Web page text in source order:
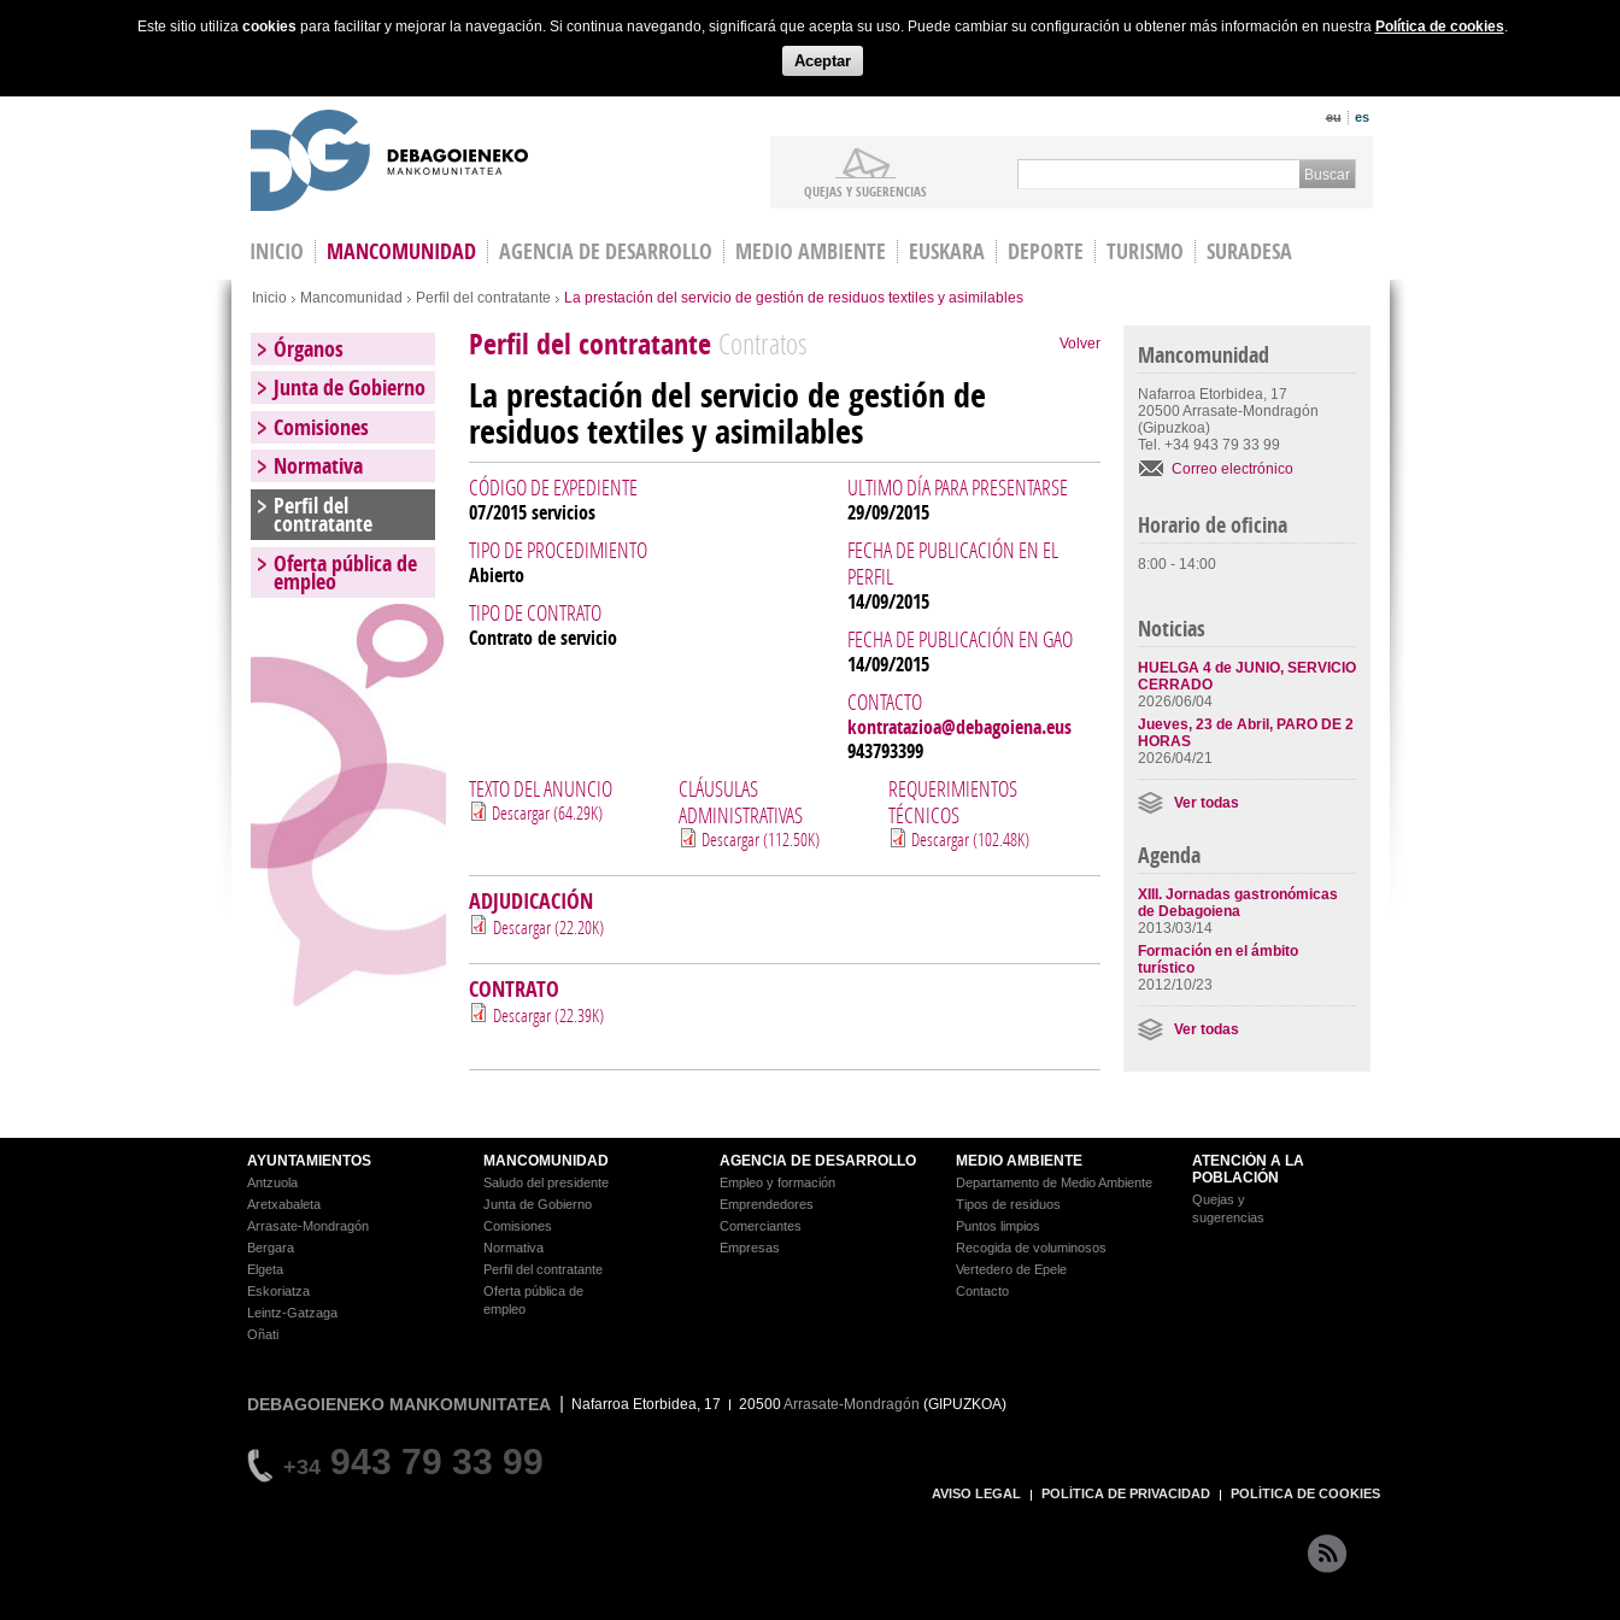
Este sitio utiliza cookies para facilitar y mejorar la navegación. Si continua navegando, significará que acepta su uso. Puede cambiar su configuración u obtener más información en nuestra Política de cookies.
Aceptar
eu es
QUEJAS Y SUGERENCIAS
Search form
INICIO MANCOMUNIDAD AGENCIA DE DESARROLLO MEDIO AMBIENTE EUSKARA DEPORTE TURISMO
SURADESA
Estás en
Inicio Mancomunidad Perfil del contratante La prestación del servicio de gestión de residuos textiles y asimilables
Perfil del contratante Contratos Volver
La prestación del servicio de gestión de
residuos textiles y asimilables
CÓDIGO DE EXPEDIENTE
07/2015 servicios
TIPO DE PROCEDIMIENTO
Abierto
TIPO DE CONTRATO
Contrato de servicio
ULTIMO DÍA PARA PRESENTARSE
29/09/2015
FECHA DE PUBLICACIÓN EN EL
PERFIL
14/09/2015
FECHA DE PUBLICACIÓN EN GAO
14/09/2015
CONTACTO
kontratazioa@debagoiena.eus
943793399
TEXTO DEL ANUNCIO
Descargar (64.29K)
CLÁUSULAS
ADMINISTRATIVAS
Descargar (112.50K)
REQUERIMIENTOS
TÉCNICOS
Descargar (102.48K)
ADJUDICACIÓN
Descargar (22.20K)
CONTRATO
Descargar (22.39K)
Mancomunidad
Nafarroa Etorbidea, 17
20500 Arrasate-Mondragón
(Gipuzkoa)
Tel. +34 943 79 33 99
Correo electrónico
Horario de oficina
8:00 - 14:00
Noticias
HUELGA 4 de JUNIO, SERVICIO
CERRADO
2026/06/04
Jueves, 23 de Abril, PARO DE 2
HORAS
2026/04/21
Ver todas
Agenda
XIII. Jornadas gastronómicas
de Debagoiena
2013/03/14
Formación en el ámbito
turístico
2012/10/23
Ver todas
Órganos
Junta de Gobierno
Comisiones
Normativa
Perfil del
contratante
Oferta pública de
empleo
AYUNTAMIENTOS
Antzuola
Aretxabaleta
Arrasate-Mondragón
Bergara
Elgeta
Eskoriatza
Leintz-Gatzaga
Oñati
MANCOMUNIDAD
Saludo del presidente
Junta de Gobierno
Comisiones
Normativa
Perfil del contratante
Oferta pública de
empleo
AGENCIA DE DESARROLLO
Empleo y formación
Emprendedores
Comerciantes
Empresas
MEDIO AMBIENTE
Departamento de Medio Ambiente
Tipos de residuos
Puntos limpios
Recogida de voluminosos
Vertedero de Epele
Contacto
ATENCIÓN A LA
POBLACIÓN
Quejas y
sugerencias
DEBAGOIENEKO MANKOMUNITATEA Nafarroa Etorbidea, 17 20500Arrasate-Mondragón (GIPUZKOA)
+34943 79 33 99
AVISO LEGAL POLÍTICA DE PRIVACIDAD POLÍTICA DE COOKIES